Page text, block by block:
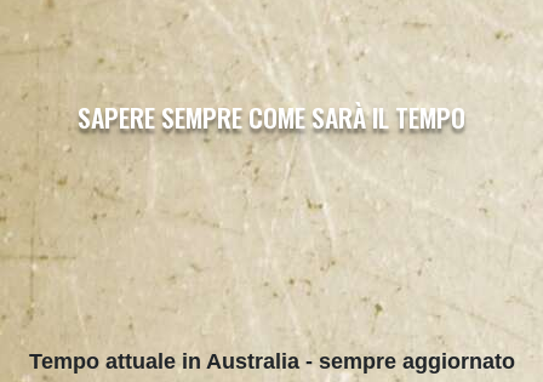
SAPERE SEMPRE COME SARÀ IL TEMPO
Tempo attuale in Australia - sempre aggiornato